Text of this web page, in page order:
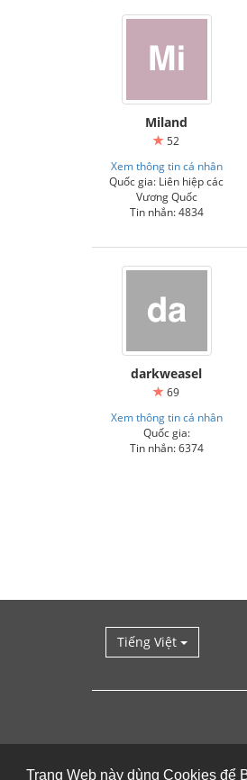
Trang Web này dùng Cookies để
Miland
52
Xem thông tin cá nhân
Quốc gia: Liên hiệp các
Vương Quốc
Tin nhắn: 4834
darkweasel
69
Xem thông tin cá nhân
Quốc gia:
Tin nhắn: 6374
Tiếng Việt